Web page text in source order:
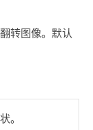
转图像。默认
。